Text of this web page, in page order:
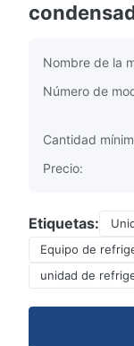
Nombre de la
Número de
Cantidad
Precio:
Etiquetas:
Equipo de
unidad de